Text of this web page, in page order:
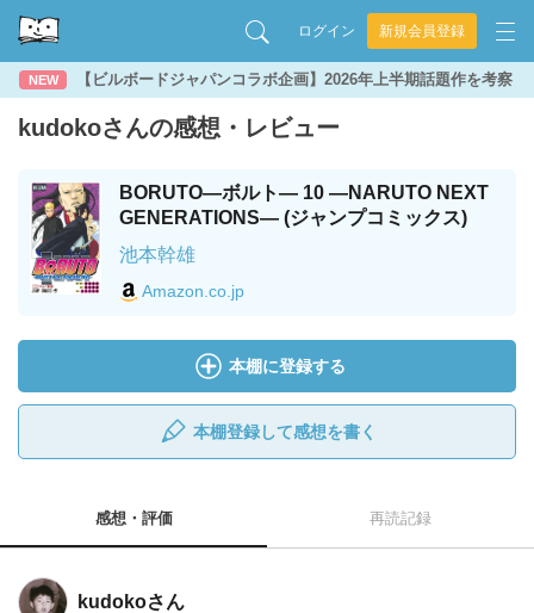
ログイン 新規会員登録
NEW 【ビルボードジャパンコラボ企画】2026年上半期話題作を考察
kudokoさんの感想・レビュー
BORUTO―ボルト― 10 ―NARUTO NEXT
GENERATIONS― (ジャンプコミックス)
池本幹雄
Amazon.co.jp
本棚に登録する
本棚登録して感想を書く
感想・評価 再読記録
kudokoさん